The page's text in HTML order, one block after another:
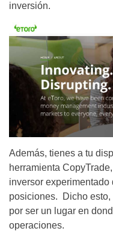
inversión.
Además, tienes a tu
herramienta
inversor experimentado
posiciones. Dicho esto,
por ser un lugar en
operaciones.